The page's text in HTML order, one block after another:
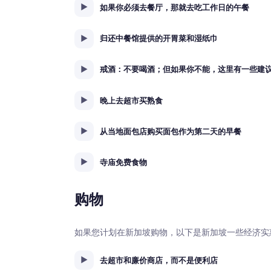
如果你必须去餐厅，那就去吃工作日的午餐
归还中餐馆提供的开胃菜和湿纸巾
戒酒：不要喝酒；但如果你不能，这里有一些建
晚上去超市买熟食
从当地面包店购买面包作为第二天的早餐
寺庙免费食物
购物
如果您计划在新加坡购物，以下是新加坡一些经济实
去超市和廉价商店，而不是便利店